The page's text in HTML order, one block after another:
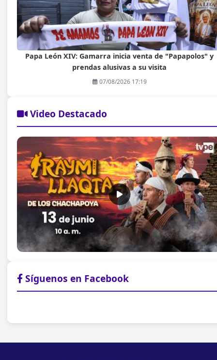
Papa León XIV: Gamarra inicia venta de "Papapolos" y
prendas alusivas a su visita
07/08/2026 17:19
Video Destacado
Síguenos en Facebook